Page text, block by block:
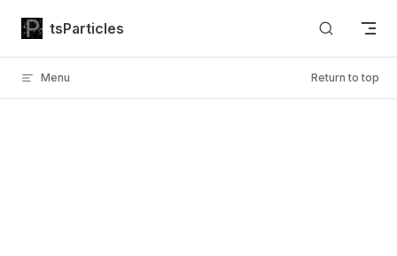
Skip to content
tsParticles
Menu Return to top